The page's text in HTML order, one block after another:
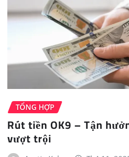
TỔNG HỢP
Rút tiền OK9 – Tận
vượt trội